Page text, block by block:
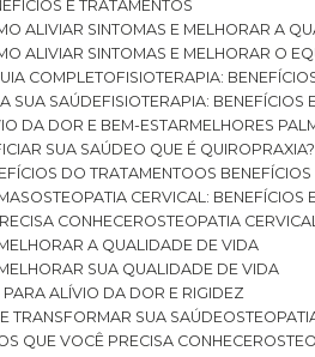
E TRATAMENTOS
ALIVIAR SINTOMAS E MELHORAR A
ALIVIAR SINTOMAS E MELHORAR O
COMPLETO
FISIOTERAPIA:
SUA SAÚDE FISIOTERAPIA: BENEFÍCIOS
DA DOR E BEM-ESTAR
MELHORES
SUA SAÚDE
O QUE É QUIROPRAXIA?
DO TRATAMENTO
OS
OSTEOPATIA CERVICAL: BENEFÍCIOS
CONHECER
OSTEOPATIA
A QUALIDADE DE VIDA
SUA QUALIDADE DE VIDA
PARA ALÍVIO DA DOR E RIGIDEZ
TRANSFORMAR SUA SAÚDE
QUE VOCÊ PRECISA CONHECER